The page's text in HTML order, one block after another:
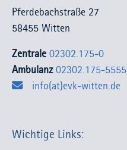
Pferdebachstraße 27
58455 Witten
Zentrale 02302.175-0
Ambulanz 02302.175-5555
info(at)evk-witten.de
Wichtige Links: